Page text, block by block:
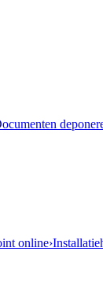
online›